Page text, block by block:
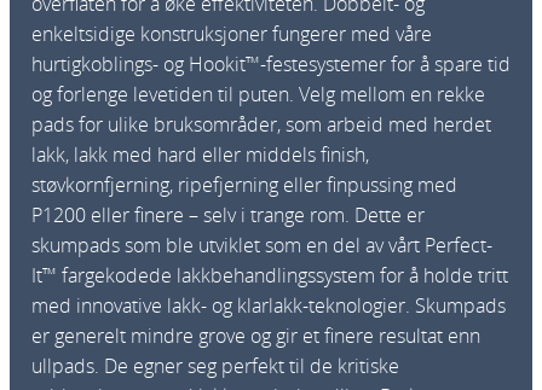
n
g
P
a
d
1
5
0
m
m
G
r
enkeltsidige konstruksjoner fungerer med våre
hurtigkoblings- og Hookit™-festesystemer for å spare tid
og forlenge levetiden til puten. Velg mellom en rekke
pads for ulike bruksområder, som arbeid med herdet
lakk, lakk med hard eller middels finish,
støvkornfjerning, ripefjerning eller finpussing med
P1200 eller finere – selv i trange rom. Dette er
skumpads som ble utviklet som en del av vårt Perfect-
It™ fargekodede lakkbehandlingssystem for å holde tritt
med innovative lakk- og klarlakk-teknologier. Skumpads
er generelt mindre grove og gir et finere resultat enn
ullpads. De egner seg perfekt til de kritiske